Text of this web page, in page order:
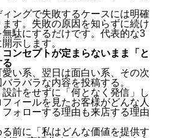
ングで失敗するケースには明確
す。失敗の原因を知らずに続け
駄にするだけです。代表的な3
示します。
ンセプトが定まらないまま「と
る
い系、翌日は面白い系、その次
ラバラな内容を投稿する。
設計をせずに「何となく発信」し
ィールを見たお客様がどんな人
ォローする理由も来店する理由
前に「私はどんな価値を提供す